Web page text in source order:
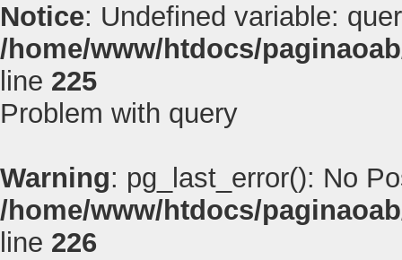
Notice: Undefined variable:
/home/www/htdocs/
line 225
Problem with query
Warning: pg_last_error(): No
/home/www/htdocs/
line 226